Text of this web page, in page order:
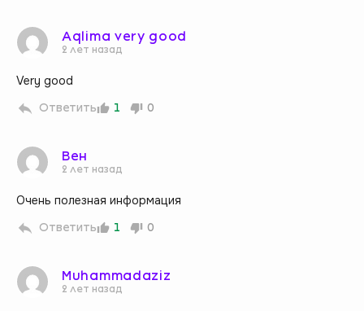
Aqlima very good
2 лет назад
Very good
1 0
Ответить
Вен
2 лет назад
Очень полезная информация
1 0
Ответить
Muhammadaziz
2 лет назад